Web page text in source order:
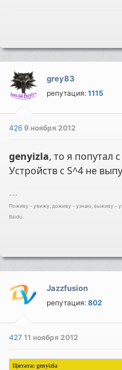
grey83
репутация:1115
4269 ноября 2012
genyizla, то я попутал
Устройств с S^4 не
---
Поживу - увижу, доживу - узнаю, выживу -
Baidu
Jazzfusion
репутация:802
42711 ноября 2012
Цитата: genyizla